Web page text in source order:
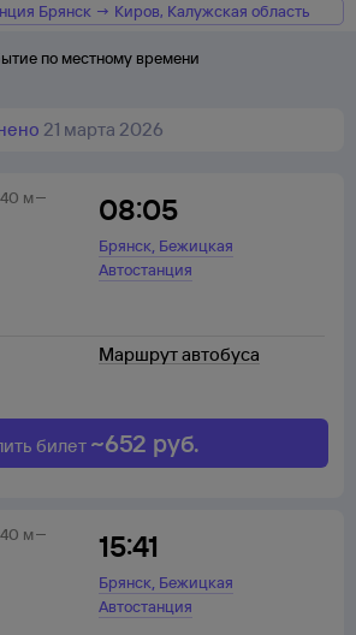
Брянск → Киров, Калужская область
по местному времени
21 марта 2026
08:05
Брянск, Бежицкая
Автостанция
40 м
Маршрут автобуса
билет ~652 руб.
15:41
Брянск, Бежицкая
Автостанция
40 м